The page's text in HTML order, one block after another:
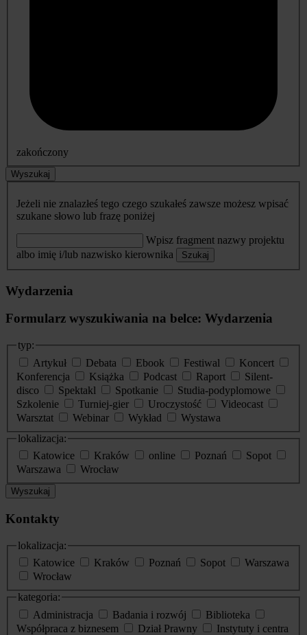
zakończony
Wyszukaj
Jeżeli nie znalazłeś tego czego szukałeś zawsze możesz wpisać
szukane słowo lub frazę poniżej
Wpisz fragment nazwy projektu
albo imię i/lub nazwisko kierownika
Szukaj
Wydarzenia
Formularz wyszukiwania na belce: Wydarzenia
typ:
Artykuł
Debata Ebook Festiwal
Koncert
Konferencja
Książka Podcast Raport
Silent-
disco
Spektakl Spotkanie
Studia-podyplomowe
Szkolenie
Turniej-gier Uroczystość
Videocast
Warsztat
Webinar Wykład
Wystawa
lokalizacja:
Katowice
Kraków online Poznań
Sopot
Warszawa
Wrocław
Wyszukaj
Kontakty
lokalizacja:
Katowice
Kraków Poznań Sopot
Warszawa
Wrocław
kategoria:
Administracja
Badania i rozwój
Biblioteka
Współpraca z biznesem
Dział Prawny
Instytuty i centra